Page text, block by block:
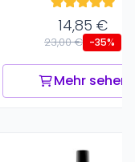
14,85 €
23,00 € -35%
Mehr sehen